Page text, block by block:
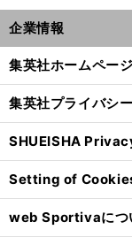
企業情報
集英社ホームページ
集英社プライバシ
SHUEISHA
Setting of
web Sportivaにつ